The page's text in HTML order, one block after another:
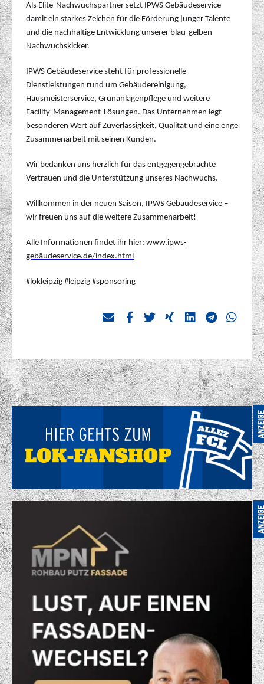
Als Elite-Nachwuchspartner setzt IPWS Gebäudeservice
damit ein starkes Zeichen für die Förderung junger Talente
und die nachhaltige Entwicklung unserer blau-gelben
Nachwuchskicker.
IPWS Gebäudeservice steht für professionelle
Dienstleistungen rund um Gebäudereinigung,
Hausmeisterservice, Grünanlagenpflege und weitere
Facility-Management-Lösungen. Das Unternehmen legt
besonderen Wert auf Zuverlässigkeit, Qualität und eine enge
Zusammenarbeit mit seinen Kunden.
Wir bedanken uns herzlich für das entgegengebrachte
Vertrauen und die Unterstützung unseres Nachwuchs.
Willkommen in der neuen Saison, IPWS Gebäudeservice –
wir freuen uns auf die weitere Zusammenarbeit!
Alle Informationen findet ihr hier: www.ipws-
gebäudeservice.de/index.html
#lokleipzig #leipzig #sponsoring